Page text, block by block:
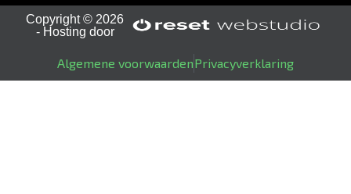
Copyright © 2026
- Hosting door
Algemene voorwaardenPrivacyverklaring